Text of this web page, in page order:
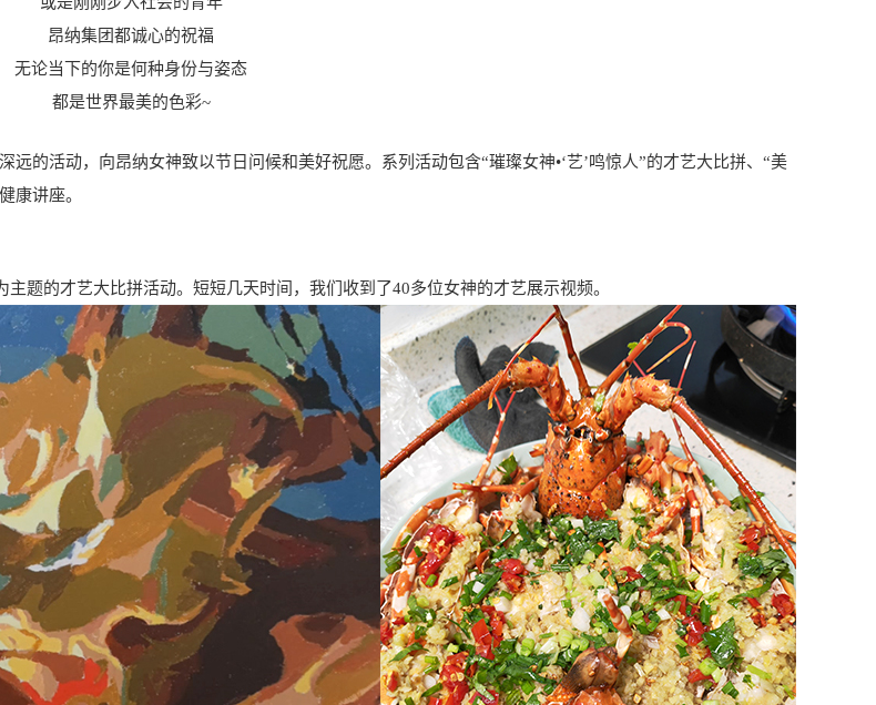
昂纳集团都诚心的祝福
无论当下的你是何种身份与姿态
都是世界最美的色彩~
活动，向昂纳女神致以节日问候和美好祝愿。系列活动包含“璀璨女神•‘艺’鸣惊人”的才艺大比拼、“美
康讲座。
题的才艺大比拼活动。短短几天时间，我们收到了40多位女神的才艺展示视频。